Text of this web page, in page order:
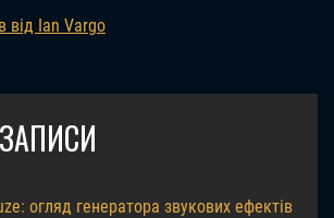
від Ian Vargo
огляд генератора звукових ефектів